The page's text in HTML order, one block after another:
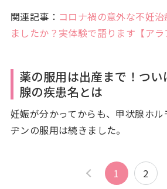
関連記事： コロナ禍の意外な不妊
ましたか？実体験で語ります【アラ
薬の服用は出産まで！つ
腺の疾患名とは
妊娠が分かってからも、甲状腺ホ
ヂンの服用は続きました。
1 2